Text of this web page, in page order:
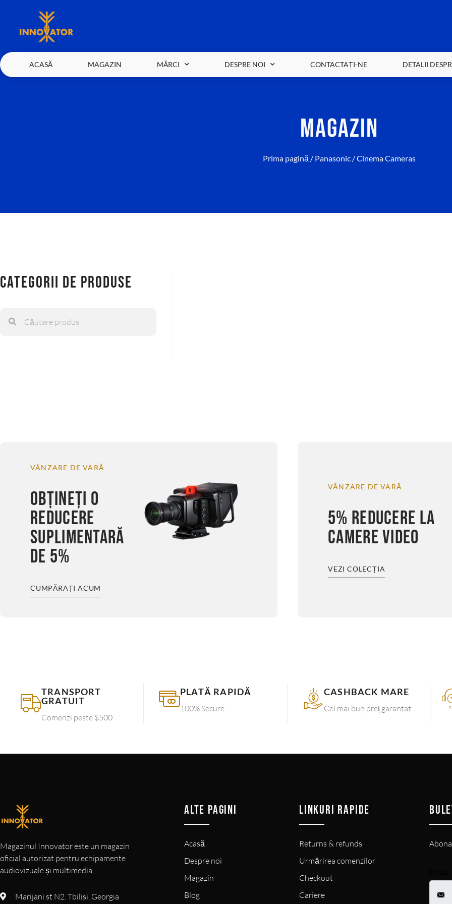
ACASĂ MAGAZIN MĂRCI DESPRE NOI CONTACTAȚI-NE DETALII
MAGAZIN
Prima pagină / Panasonic/ Cinema Cameras
Categorii de produse
VÂNZARE DE VARĂ
OBȚINEȚI O
REDUCERE
SUPLIMENTARĂ
DE 5%
CUMPĂRAȚI ACUM
VÂNZARE DE VARĂ
5% REDUCERE LA
CAMERE VIDEO
VEZI COLECȚIA
TRANSPORT
GRATUIT
Comenzi peste $500
PLATĂ RAPIDĂ
100% Secure
CASHBACK MARE
Cel mai bun preț garantat
Magazinul Innovator este un magazin
oficial autorizat pentru echipamente
audiovizuale și multimedia
Marijani st N2. Tbilisi, Georgia
ALTE PAGINI
Acasă
Despre noi
Magazin
Blog
LINKURI RAPIDE
Returns & refunds
Urmărirea comenzilor
Checkout
Cariere